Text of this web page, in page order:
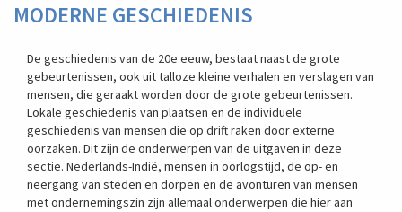
MODERNE GESCHIEDENIS
De geschiedenis van de 20e eeuw, bestaat naast de grote
gebeurtenissen, ook uit talloze kleine verhalen en verslagen van
mensen, die geraakt worden door de grote gebeurtenissen.
Lokale geschiedenis van plaatsen en de individuele
geschiedenis van mensen die op drift raken door externe
oorzaken. Dit zijn de onderwerpen van de uitgaven in deze
sectie. Nederlands-Indië, mensen in oorlogstijd, de op- en
neergang van steden en dorpen en de avonturen van mensen
met ondernemingszin zijn allemaal onderwerpen die hier aan